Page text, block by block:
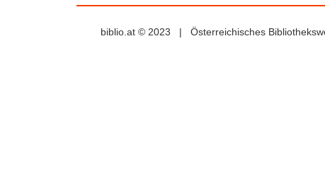
biblio.at © 2023 | Österreichisches